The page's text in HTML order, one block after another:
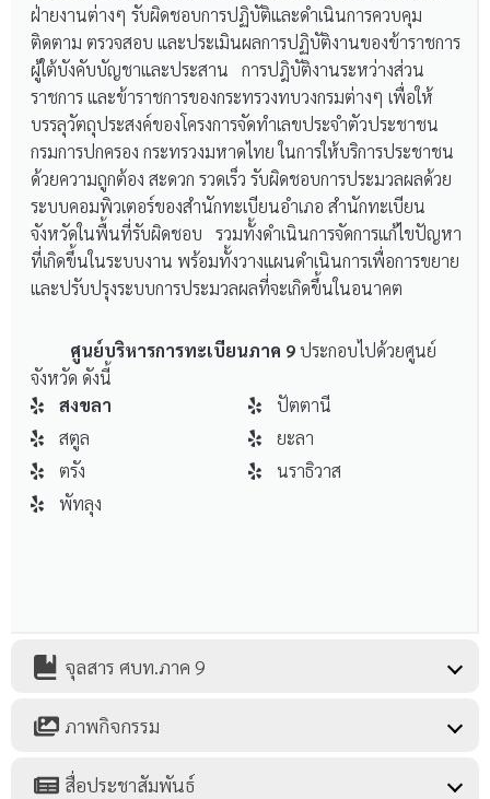
ฝ่ายงานต่างๆ รับผิดชอบการปฏิบัติและดำเนินการควบคุม
ติดตาม ตรวจสอบ และประเมินผลการปฏิบัติงานของข้าราชการ
ผู้ใต้บังคับบัญชาและประสาน การปฎิบัติงานระหว่างส่วน
ราชการ และข้าราชการของกระทรวงทบวงกรมต่างๆ เพื่อให้
บรรลุวัตถุประสงค์ของโครงการจัดทำเลขประจำตัวประชาชน
กรมการปกครอง กระทรวงมหาดไทย ในการให้บริการประชาชน
ด้วยความถูกต้อง สะดวก รวดเร็ว รับผิดชอบการประมวลผลด้วย
ระบบคอมพิวเตอร์ของสำนักทะเบียนอำเภอ สำนักทะเบียน
จังหวัดในพื้นที่รับผิดชอบ รวมทั้งดำเนินการจัดการแก้ไขปัญหา
ที่เกิดขึ้นในระบบงาน พร้อมทั้งวางแผนดำเนินการเพื่อการขยาย
และปรับปรุงระบบการประมวลผลที่จะเกิดขึ้นในอนาคต
ศูนย์บริหารการทะเบียนภาค 9 ประกอบไปด้วยศูนย์
จังหวัด ดังนี้
สงขลา
สตูล
ตรัง
พัทลุง
ปัตตานี
ยะลา
นราธิวาส
จุลสาร ศบท.ภาค 9
ภาพกิจกรรม
สื่อประชาสัมพันธ์